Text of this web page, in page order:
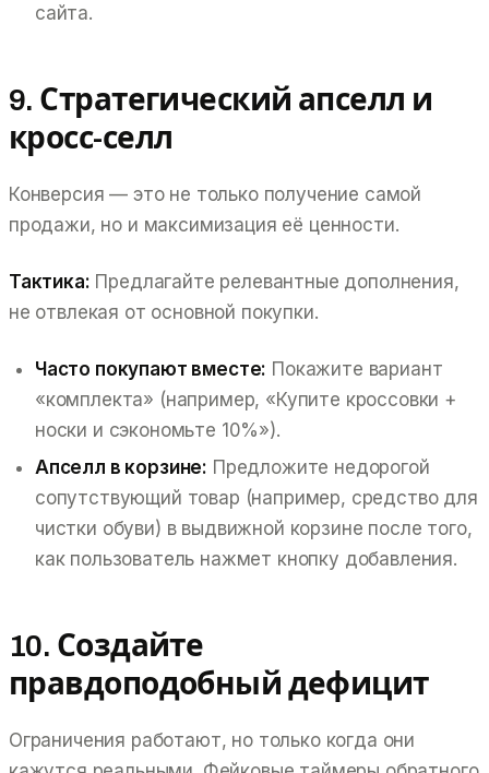
сайта.
9. Стратегический апселл и
кросс-селл
Конверсия — это не только получение самой
продажи, но и максимизация её ценности.
Тактика: Предлагайте релевантные дополнения,
не отвлекая от основной покупки.
Часто покупают вместе: Покажите вариант
«комплекта» (например, «Купите кроссовки +
носки и сэкономьте 10%»).
Апселл в корзине: Предложите недорогой
сопутствующий товар (например, средство для
чистки обуви) в выдвижной корзине после того,
как пользователь нажмет кнопку добавления.
10. Создайте
правдоподобный дефицит
Ограничения работают, но только когда они